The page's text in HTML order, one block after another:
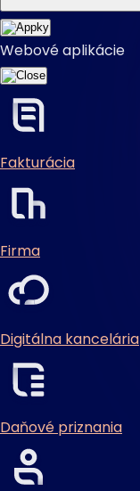
Webové aplikácie
Fakturácia
Firma
Digitálna kancelária
Daňové priznania